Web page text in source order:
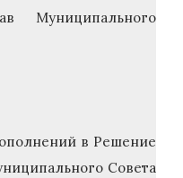
Муниципального
в Решение
Совета